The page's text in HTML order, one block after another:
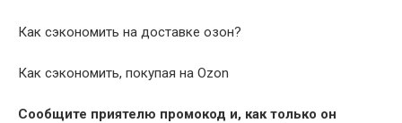
Как сэкономить на доставке озон?
Как сэкономить, покупая на Ozon
Сообщите приятелю промокод и, как только он